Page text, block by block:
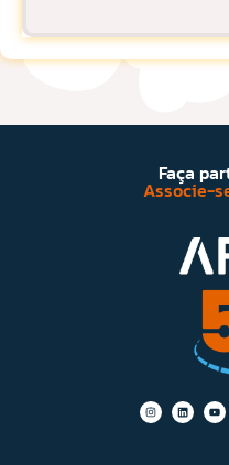
Faça
Associe-